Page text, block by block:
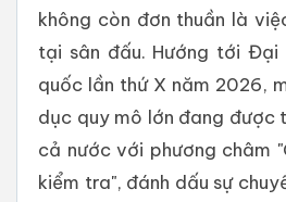
không còn đơn thuần là
tại sân đấu. Hướng tới Đại
quốc lần thứ X năm 2026,
dục quy mô lớn đang được
cả nước với phương châm
kiểm tra", đánh dấu sự